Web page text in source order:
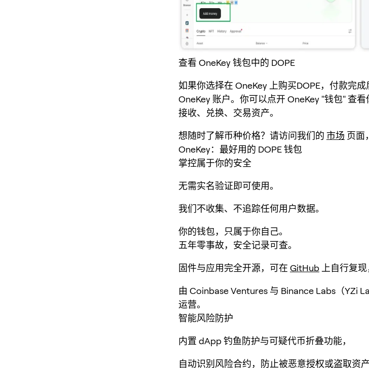
查看 OneKey 钱包中的 DOPE
如果你选择在 OneKey 上购买DOPE，付款完
OneKey 账户。你可以点开 OneKey "钱包" 查
接收、兑换、交易资产。
想随时了解币种价格？请访问我们的 市场 页面
OneKey：最好用的 DOPE 钱包
掌控属于你的安全
无需实名验证即可使用。
我们不收集、不追踪任何用户数据。
你的钱包，只属于你自己。
五年零事故，安全记录可查。
固件与应用完全开源，可在 GitHub 上自行复
由 Coinbase Ventures 与 Binance Labs（YZi
运营。
智能风险防护
内置 dApp 钓鱼防护与可疑代币折叠功能，
自动识别风险合约，防止被恶意授权或盗取资产